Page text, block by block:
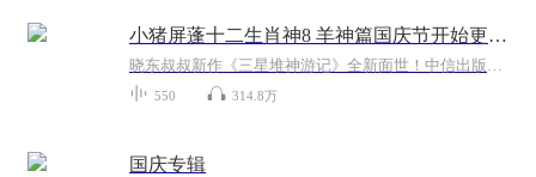
小猪屏蓬十二生肖神8 羊神篇国庆节开始更新啦！
晓东叔叔新作《三星堆神游记》全新面世！中信出版社出版！京东当当淘宝均有售！点蓝色字收听——《小猪屏蓬爆笑日记2024》《小猪屏蓬爆笑日记2》《小猪屏蓬爆笑日记1》让你笑得喘不上气！《我进故宫当富翁——小猪屏蓬故宫财商笔记》教你成为大富翁！《小...
550 314.8万
国庆专辑